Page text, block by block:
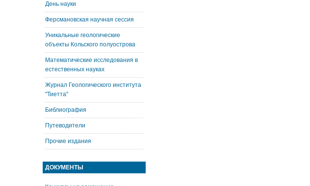
День науки
Ферсмановская научная сессия
Уникальные геологические
объекты Кольского полуострова
Математические исследования в
естественных науках
Журнал Геологического института
"Тиетта"
Библиография
Путеводители
Прочие издания
ДОКУМЕНТЫ